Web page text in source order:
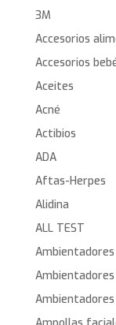
3M
Accesorios
Accesorios
Aceites
Acné
Actibios
ADA
Aftas-Herpes
Alidina
ALL TEST
Ambientadores